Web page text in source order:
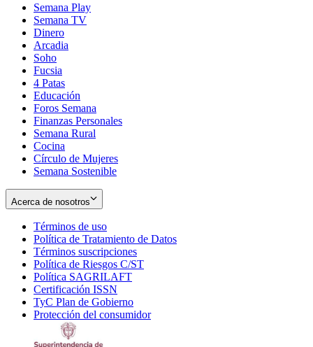
Semana Play
Semana TV
Dinero
Arcadia
Soho
in
new
window
Fucsia
in
new
window
4 Patas
Educación
Foros Semana
Finanzas Personales
Semana Rural
Cocina
Círculo de Mujeres
Semana Sostenible
Acerca de nosotros
Términos de uso
in
new
window
Política de Tratamiento de Datos
Términos suscripciones
in
Política de Riesgos C/ST
Política SAGRILAFT
new
window
Certificación ISSN
in
new
TyC Plan de Gobierno
in
Protección del consumidorOpens